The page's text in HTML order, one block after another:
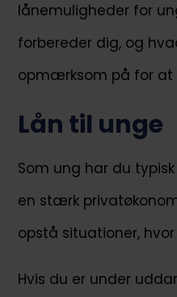
lånemuligheder for
forbereder dig, og
opmærksom på for at
Lån til unge
Som ung har du
en stærk
opstå situationer,
Hvis du er under